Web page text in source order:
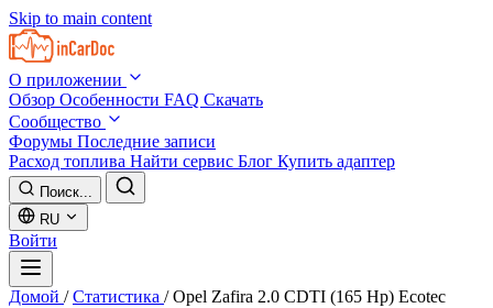
Skip to main content
О приложении
Обзор Особенности FAQ Скачать
Сообщество
Форумы Последние записи
Расход топлива Найти сервис Блог Купить адаптер
Поиск...
RU
Войти
Домой / Статистика / Opel Zafira 2.0 CDTI (165 Hp) Ecotec